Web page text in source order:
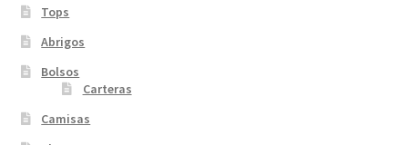
Tops
Abrigos
Bolsos
Carteras
Camisas